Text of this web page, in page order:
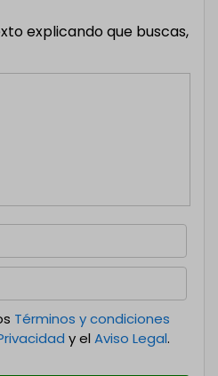
explicando que buscas,
Términos y condiciones
y el Aviso Legal.